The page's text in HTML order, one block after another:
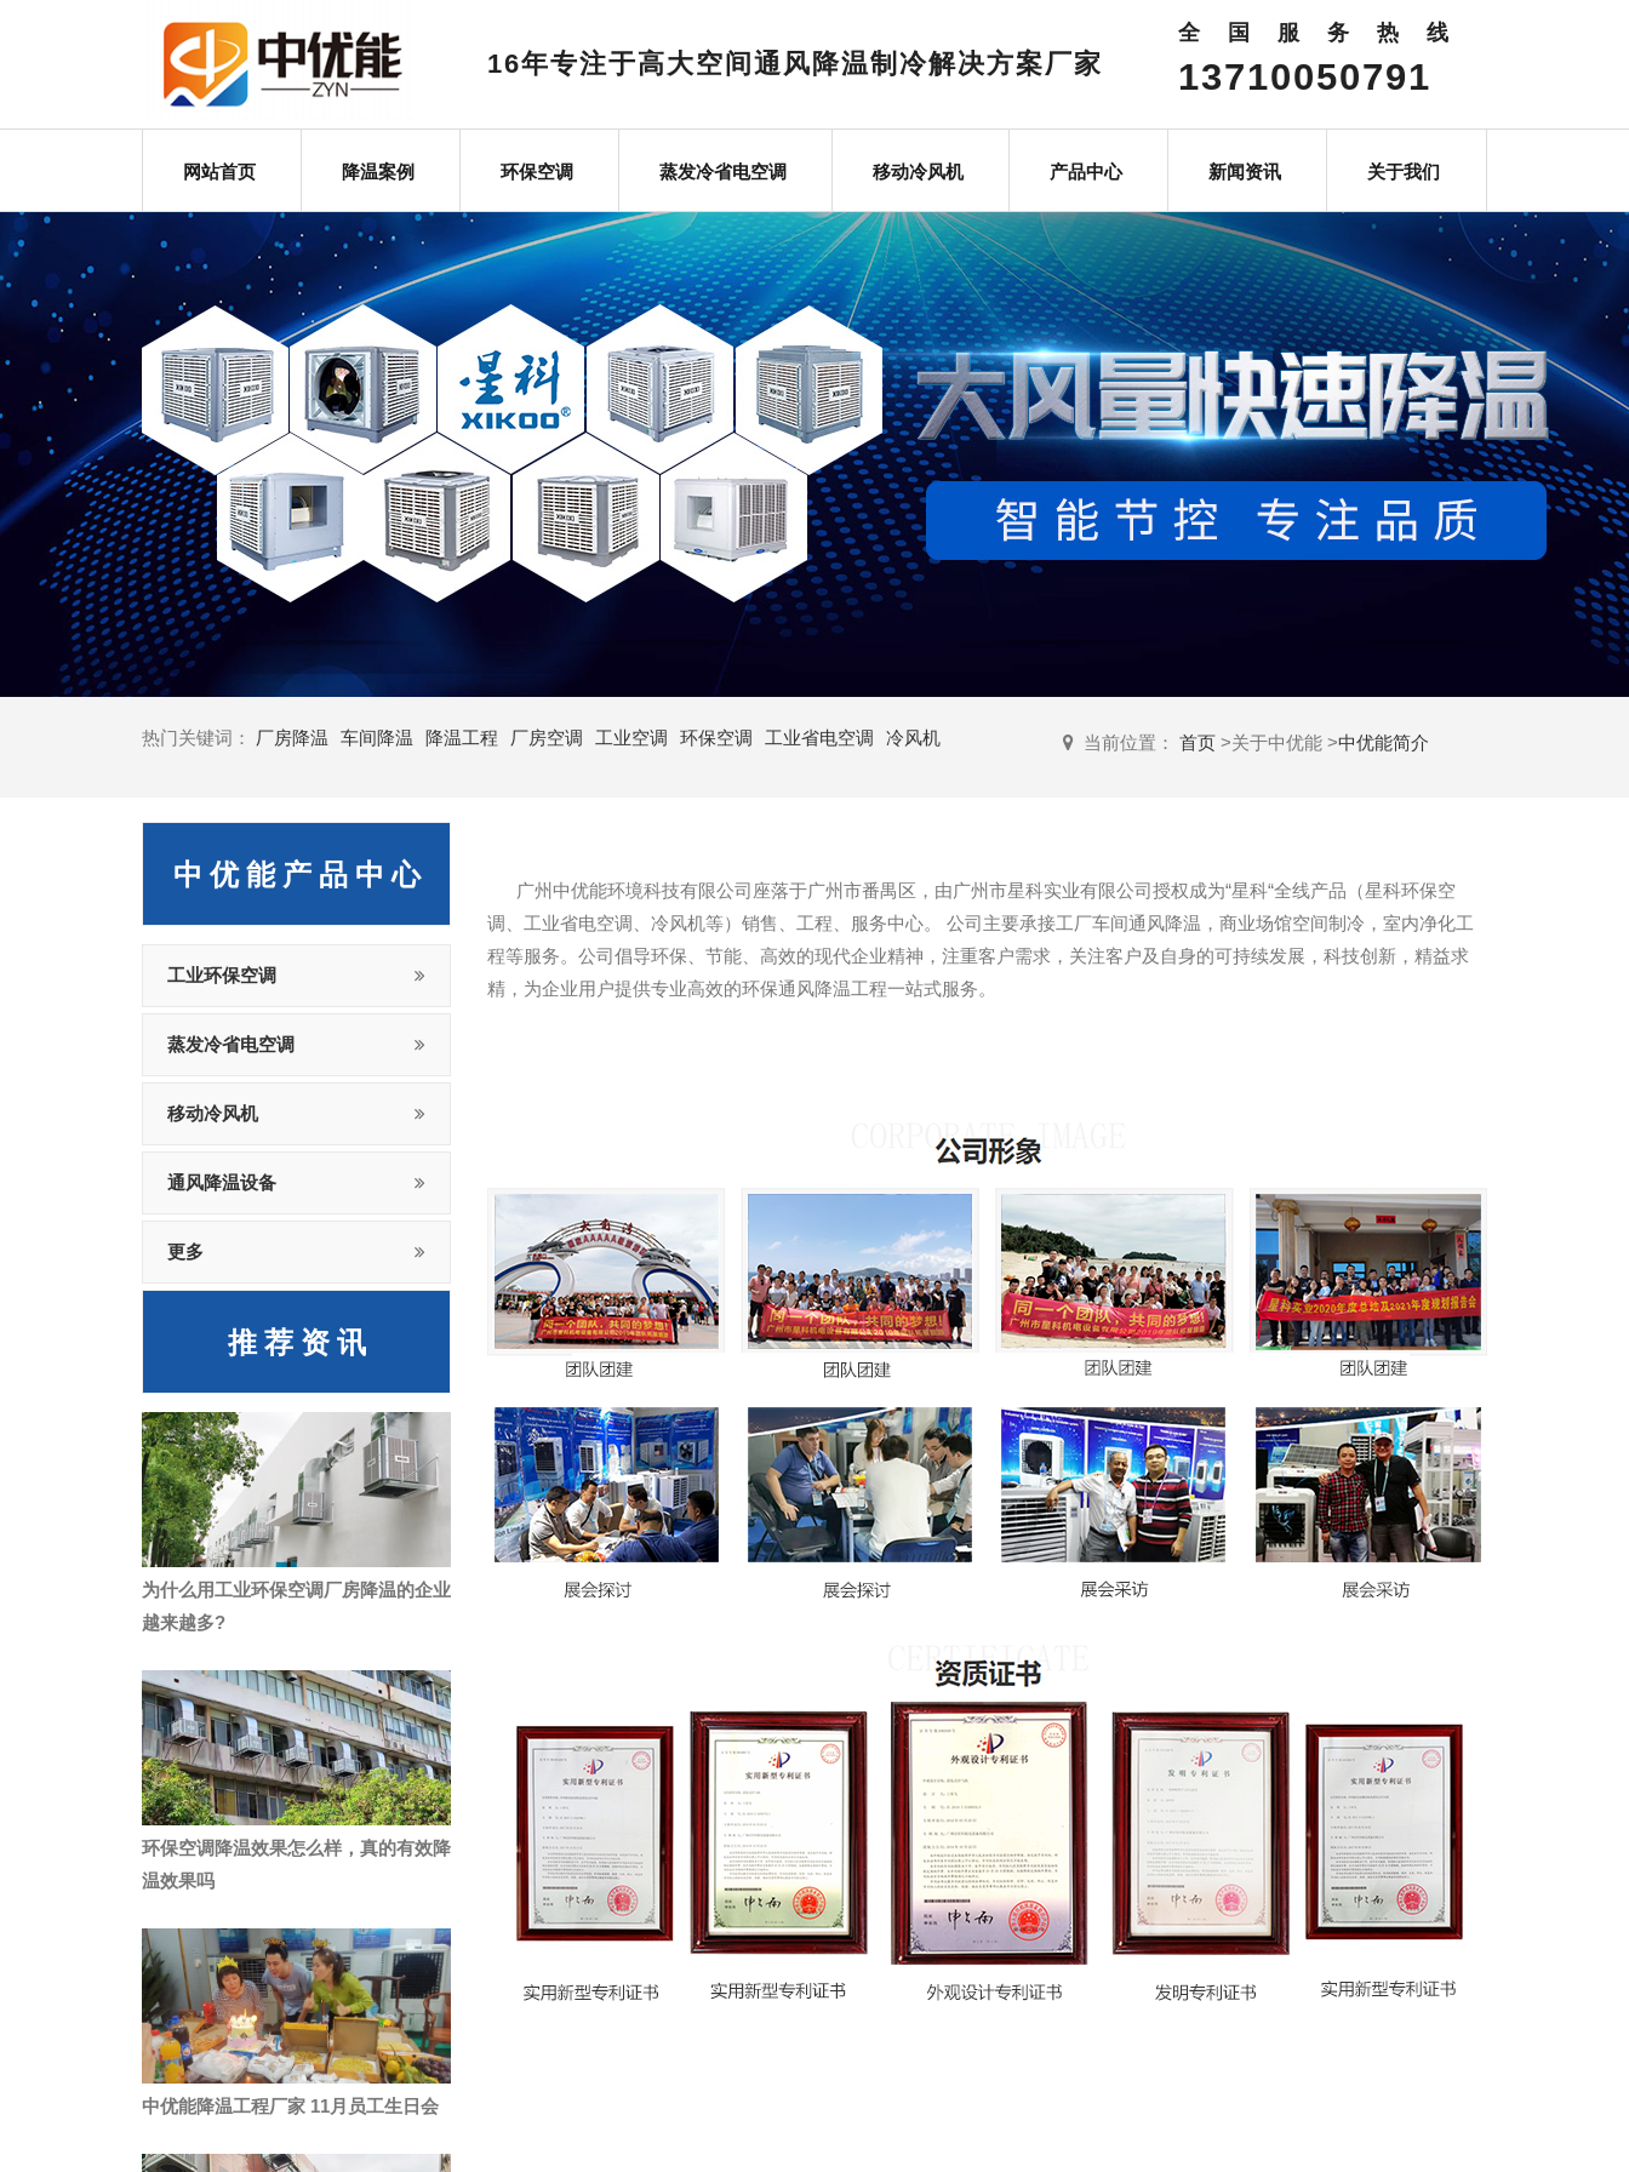
16年专注于高大空间通风降温制冷解决方案厂家
全国服务热线
13710050791
网站首页 降温案例 环保空调 蒸发冷省电空调 移动冷风机 产品中心 新闻资讯 关于我们
热门关键词： 厂房降温 车间降温 降温工程 厂房空调 工业空调 环保空调 工业省电空调 冷风机 当前位置： 首页 >关于中优能 >中优能简介
中 优 能 产 品 中 心
工业环保空调
蒸发冷省电空调
移动冷风机
通风降温设备
更多
推 荐 资 讯
为什么用工业环保空调厂房降温的企业
越来越多?
环保空调降温效果怎么样，真的有效降
温效果吗
中优能降温工程厂家 11月员工生日会
广州中优能环境科技有限公司座落于广州市番禺区，由广州市星科实业有限公司授权成为“星科“全线产品（星科环保空
调、工业省电空调、冷风机等）销售、工程、服务中心。 公司主要承接工厂车间通风降温，商业场馆空间制冷，室内净化工
程等服务。公司倡导环保、节能、高效的现代企业精神，注重客户需求，关注客户及自身的可持续发展，科技创新，精益求
精，为企业用户提供专业高效的环保通风降温工程一站式服务。